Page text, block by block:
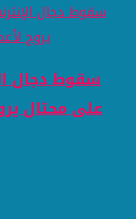
سقوط دجال
على محتال